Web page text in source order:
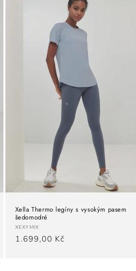
Xella Thermo legíny s vysokým pasem
šedomodré
Dodavatel:
XEXYMIX
Běžná
1.699,00 Kč